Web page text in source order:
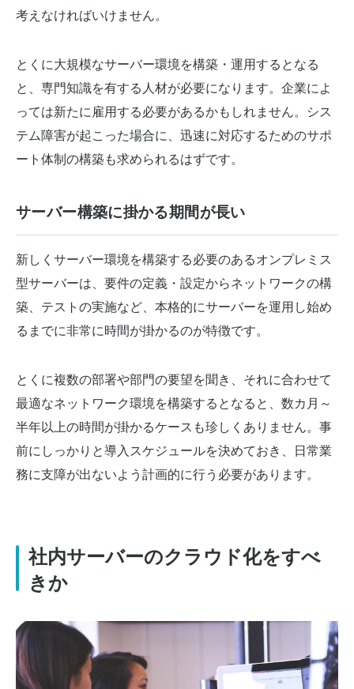
考えなければいけません。
とくに大規模なサーバー環境を構築・運用するとなる
と、専門知識を有する人材が必要になります。企業によ
っては新たに雇用する必要があるかもしれません。シス
テム障害が起こった場合に、迅速に対応するためのサポ
ート体制の構築も求められるはずです。
サーバー構築に掛かる期間が長い
新しくサーバー環境を構築する必要のあるオンプレミス
型サーバーは、要件の定義・設定からネットワークの構
築、テストの実施など、本格的にサーバーを運用し始め
るまでに非常に時間が掛かるのが特徴です。
とくに複数の部署や部門の要望を聞き、それに合わせて
最適なネットワーク環境を構築するとなると、数カ月～
半年以上の時間が掛かるケースも珍しくありません。事
前にしっかりと導入スケジュールを決めておき、日常業
務に支障が出ないよう計画的に行う必要があります。
社内サーバーのクラウド化をすべ
きか